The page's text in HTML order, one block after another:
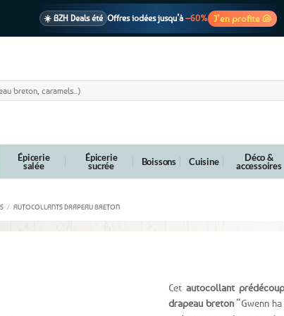
☀️ BZH Deals été Offres iodées jusqu’à –60% J’en profite 🐚
Épicerie
salée
Épicerie
sucrée Boissons Cuisine Déco &
accessoires
/ AUTOCOLLANTS DRAPEAU BRETON
Cetautocollant
drapeau breton“Gwenn